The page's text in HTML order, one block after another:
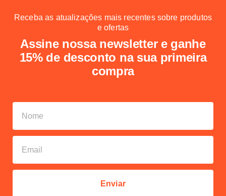
Receba as atualizações mais recentes sobre produtos
e ofertas
Assine nossa newsletter e ganhe
15% de desconto na sua primeira
compra
Enviar